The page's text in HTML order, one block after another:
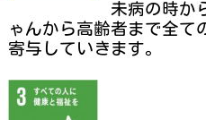
未病の時からの関
ゃんから高齢者まで全て
寄与していきます。